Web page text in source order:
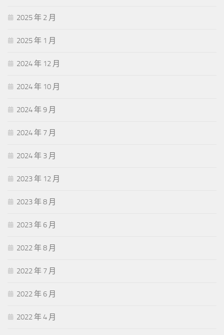
2025 年 2 月
2025 年 1 月
2024 年 12 月
2024 年 10 月
2024 年 9 月
2024 年 7 月
2024 年 3 月
2023 年 12 月
2023 年 8 月
2023 年 6 月
2022 年 8 月
2022 年 7 月
2022 年 6 月
2022 年 4 月